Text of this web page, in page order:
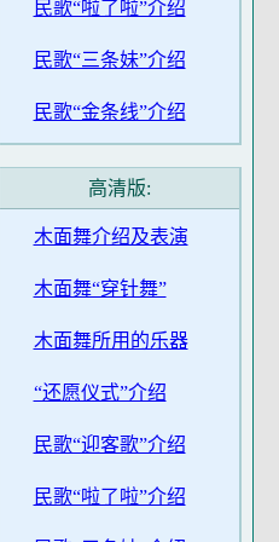
民歌“啦了啦”介绍
民歌“三条妹”介绍
民歌“金条线”介绍
高清版:
木面舞介绍及表演
木面舞“穿针舞”
木面舞所用的乐器
“还愿仪式”介绍
民歌“迎客歌”介绍
民歌“啦了啦”介绍